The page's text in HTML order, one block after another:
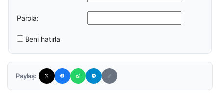
Parola:
Beni hatırla
Paylaş: